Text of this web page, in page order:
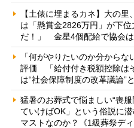
【土俵に埋まるカネ】大の
は「懸賞金2826万円」が下
だ！」 金星4個配給で協会
「何がやりたいのか分から
評価 「給付付き税額控除は
は“社会保障制度の改革議論”
猛暑のお葬式で悩ましい“喪
ていけばOK」という俗説に
マストなのか？《1級葬祭デ